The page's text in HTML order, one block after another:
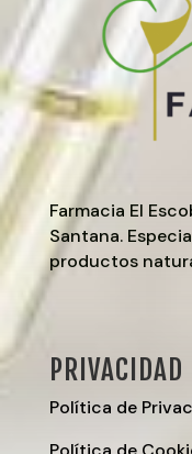
Farmacia El
Santana.
productos
PRIVACIDAD
Política de